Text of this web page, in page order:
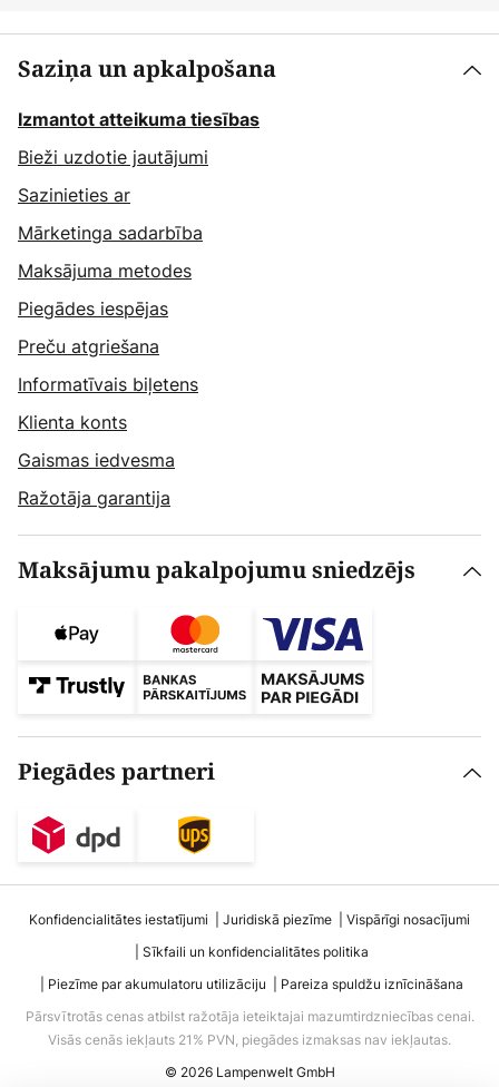
Saziņa un apkalpošana
Izmantot atteikuma tiesības
Bieži uzdotie jautājumi
Sazinieties ar
Mārketinga sadarbība
Maksājuma metodes
Piegādes iespējas
Preču atgriešana
Informatīvais biļetens
Klienta konts
Gaismas iedvesma
Ražotāja garantija
Maksājumu pakalpojumu sniedzējs
Piegādes partneri
Konfidencialitātes iestatījumi Juridiskā piezīme
Vispārīgi nosacījumi
Sīkfaili un konfidencialitātes politika
Piezīme par akumulatoru utilizāciju
Pareiza spuldžu iznīcināšana
Pārsvītrotās cenas atbilst ražotāja ieteiktajai mazumtirdzniecības cenai.
Visās cenās iekļauts 21% PVN, piegādes izmaksas nav iekļautas.
© 2026 Lampenwelt GmbH